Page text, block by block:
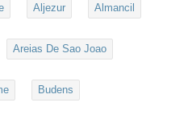
Aljezur Almancil
Areias De Sao Joao
Budens